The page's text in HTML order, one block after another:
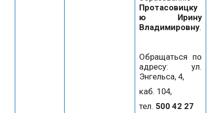
Протасовицку
ю Ирину
Владимировну.
Обращаться по
адресу: ул.
Энгельса, 4,
каб. 104,
тел. 500 42 27